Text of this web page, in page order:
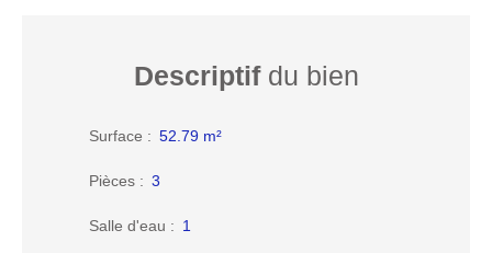
Descriptifdu bien
Surface : 52.79 m²
Pièces : 3
Salle d'eau : 1